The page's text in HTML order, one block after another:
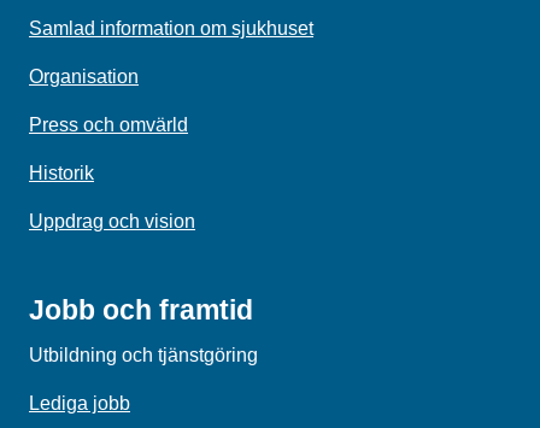
Samlad information om sjukhuset
Organisation
Press och omvärld
Historik
Uppdrag och vision
Jobb och framtid
Utbildning och tjänstgöring
Lediga jobb